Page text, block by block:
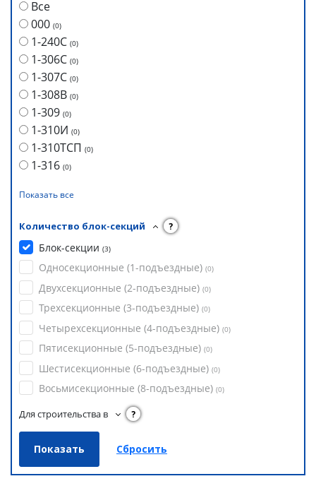
Все
000 (0)
1-240С (0)
1-306С (0)
1-307С (0)
1-308В (0)
1-309 (0)
1-310И (0)
1-310ТСП (0)
1-316 (0)
Показать все
Количество блок-секций ?
Блок-секции (3)
Односекционные (1-подъездные) (0)
Двухсекционные (2-подъездные) (0)
Трехсекционные (3-подъездные) (0)
Четырехсекционные (4-подъездные) (0)
Пятисекционные (5-подъездные) (0)
Шестисекционные (6-подъездные) (0)
Восьмисекционные (8-подъездные) (0)
Для строительства в ?